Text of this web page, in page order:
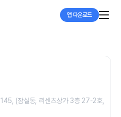
앱 다운로드
(잠실동, 리센츠상가 3층 27-2호,